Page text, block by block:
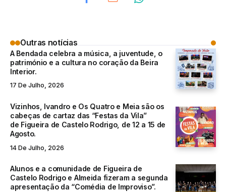
Outras notícias
A Bendada celebra a música, a juventude, o
património e a cultura no coração da Beira
Interior.
17 De Julho, 2026
Vizinhos, Ivandro e Os Quatro e Meia são os
cabeças de cartaz das “Festas da Vila”
de Figueira de Castelo Rodrigo, de 12 a 15 de
Agosto.
14 De Julho, 2026
Alunos e a comunidade de Figueira de
Castelo Rodrigo e Almeida fizeram a segunda
apresentação da “Comédia de Improviso”.